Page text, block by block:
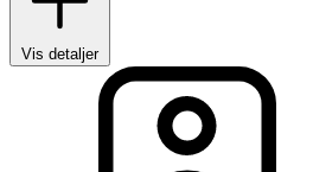
Vis detaljer